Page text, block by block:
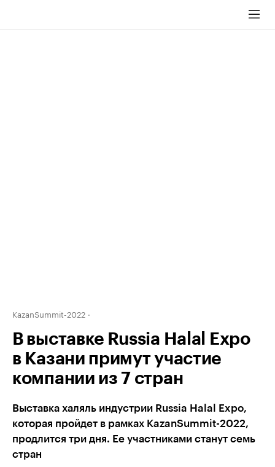
KazanSummit-2022
В выставке Russia Halal Expo
в Казани примут участие
компании из 7 стран
Выставка халяль индустрии Russia Halal Expo,
которая пройдет в рамках KazanSummit-2022,
продлится три дня. Ее участниками станут семь
стран